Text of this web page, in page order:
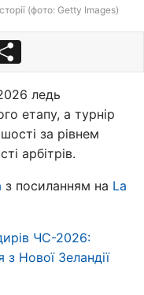
(фото: Getty Images)
ледь
етапу, а турнір
за рівнем
арбітрів.
з посиланням на La
ЧС-2026:
Нової Зеландії